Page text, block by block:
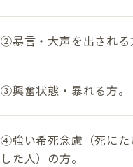
②暴言・大声を出される
③興奮状態・暴れる方。
④強い希死念慮（死にた
した人）の方。